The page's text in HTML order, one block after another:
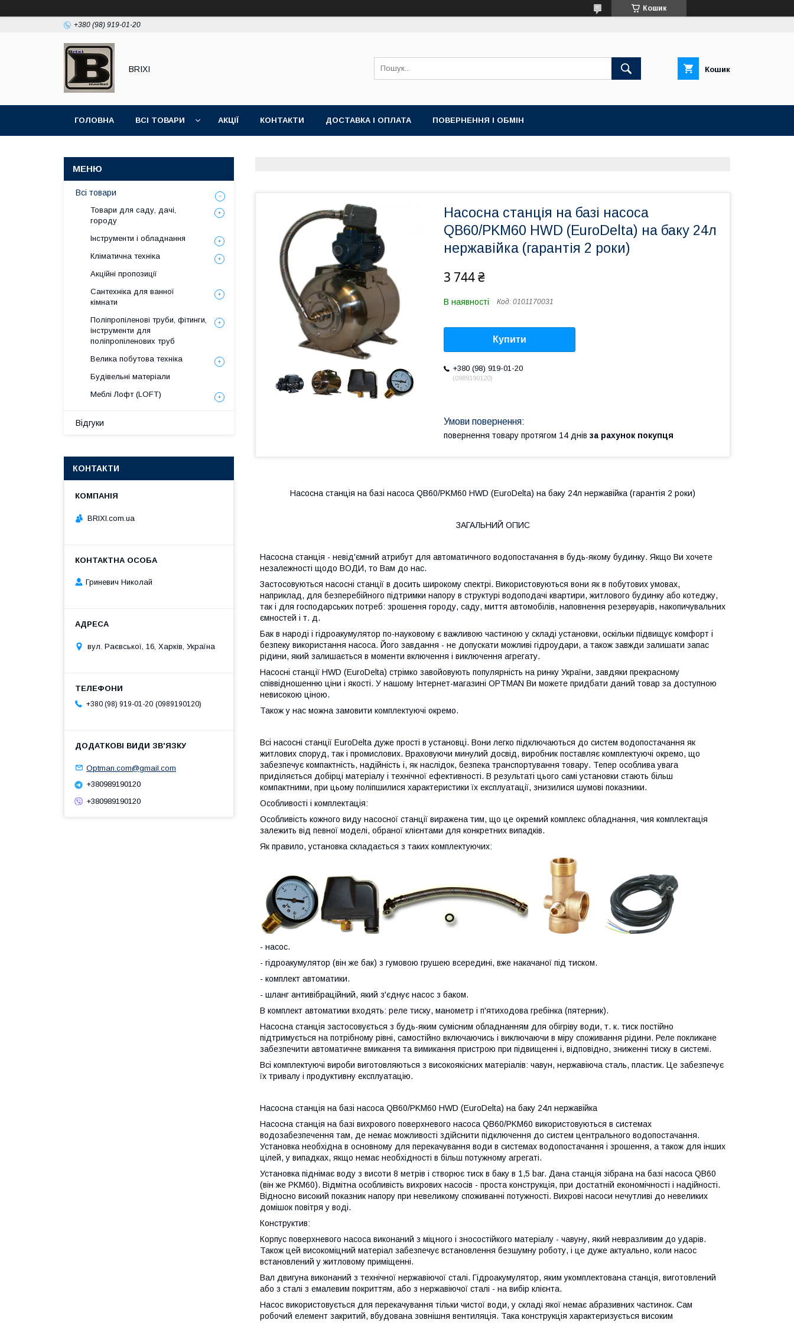
Кошик
+380 (98) 919-01-20
BRIXI Кошик
ГОЛОВНА ВСІ ТОВАРИ АКЦІЇ КОНТАКТИ ДОСТАВКА І ОПЛАТА ПОВЕРНЕННЯ І ОБМІН
Насосна станція на базі насоса
QB60/PKM60 HWD (EuroDelta) на баку 24л
нержавійка (гарантія 2 роки)
3 744 ₴
В наявності Код: 0101170031
Купити
+380 (98) 919-01-20
0989190120
повернення товару протягом 14 днів за рахунок покупця
Насосна станція на базі насоса QB60/PKM60 HWD (EuroDelta) на баку 24л нержавійка (гарантія 2 роки)
ЗАГАЛЬНИЙ ОПИС
Насосна станція - невід'ємний атрибут для автоматичного водопостачання в будь-якому будинку. Якщо Ви хочете
незалежності щодо ВОДИ, то Вам до нас.
Застосовуються насосні станції в досить широкому спектрі. Використовуються вони як в побутових умовах,
наприклад, для безперебійного підтримки напору в структурі водоподачі квартири, житлового будинку або котеджу,
так і для господарських потреб: зрошення городу, саду, миття автомобілів, наповнення резервуарів, накопичувальних
ємностей і т. д.
Бак в народі і гідроакумулятор по-науковому є важливою частиною у складі установки, оскільки підвищує комфорт і
безпеку використання насоса. Його завдання - не допускати можливі гідроудари, а також завжди залишати запас
рідини, який залишається в моменти включення і виключення агрегату.
Насосні станції HWD (EuroDelta) стрімко завойовують популярність на ринку України, завдяки прекрасному
співвідношенню ціни і якості. У нашому Інтернет-магазині OPTMAN Ви можете придбати даний товар за доступною
невисокою ціною.
Також у нас можна замовити комплектуючі окремо.
Всі насосні станції EuroDelta дуже прості в установці. Вони легко підключаються до систем водопостачання як
житлових споруд, так і промислових. Враховуючи минулий досвід, виробник поставляє комплектуючі окремо, що
забезпечує компактність, надійність і, як наслідок, безпека транспортування товару. Тепер особлива увага
приділяється добірці матеріалу і технічної ефективності. В результаті цього самі установки стають більш
компактними, при цьому поліпшилися характеристики їх експлуатації, знизилися шумові показники.
Особливості і комплектація:
Особливість кожного виду насосної станції виражена тим, що це окремий комплекс обладнання, чия комплектація
залежить від певної моделі, обраної клієнтами для конкретних випадків.
Як правило, установка складається з таких комплектуючих:
- насос.
- гідроакумулятор (він же бак) з гумовою грушею всередині, вже накачаної під тиском.
- комплект автоматики.
- шланг антивібраційний, який з'єднує насос з баком.
В комплект автоматики входять: реле тиску, манометр і п'ятиходова гребінка (пятерник).
Насосна станція застосовується з будь-яким сумісним обладнанням для обігріву води, т. к. тиск постійно
підтримується на потрібному рівні, самостійно включаючись і виключаючи в міру споживання рідини. Реле покликане
забезпечити автоматичне вмикання та вимикання пристрою при підвищенні і, відповідно, зниженні тиску в системі.
Всі комплектуючі вироби виготовляються з високоякісних матеріалів: чавун, нержавіюча сталь, пластик. Це забезпечує
їх тривалу і продуктивну експлуатацію.
Насосна станція на базі насоса QB60/PKM60 HWD (EuroDelta) на баку 24л нержавійка
Насосна станція на базі вихрового поверхневого насоса QB60/PKM60 використовуються в системах
водозабезпечення там, де немає можливості здійснити підключення до систем центрального водопостачання.
Установка необхідна в основному для перекачування води в системах водопостачання і зрошення, а також для інших
цілей, у випадках, якщо немає необхідності в більш потужному агрегаті.
Установка піднімає воду з висоти 8 метрів і створює тиск в баку в 1,5 bar. Дана станція зібрана на базі насоса QB60
(він же PKM60). Відмітна особливість вихрових насосів - проста конструкція, при достатній економічності і надійності.
Відносно високий показник напору при невеликому споживанні потужності. Вихрові насоси нечутливі до невеликих
домішок повітря у воді.
Конструктив:
Корпус поверхневого насоса виконаний з міцного і зносостійкого матеріалу - чавуну, який невразливим до ударів.
Також цей високоміцний матеріал забезпечує встановлення безшумну роботу, і це дуже актуально, коли насос
встановлений у житловому приміщенні.
Вал двигуна виконаний з технічної нержавіючої сталі. Гідроакумулятор, яким укомплектована станція, виготовлений
або з сталі з емалевим покриттям, або з нержавіючої сталі - на вибір клієнта.
Насос використовується для перекачування тільки чистої води, у складі якої немає абразивних частинок. Сам
робочий елемент закритий, вбудована зовнішня вентиляція. Така конструкція характеризується високим
Всі товари
Товари для саду, дачі,
городу
Інструменти і обладнання
Кліматична техніка
Акційні пропозиції
Сантехніка для ванної
кімнати
Поліпропіленові труби, фітинги,
інструменти для
поліпропіленових труб
Велика побутова техніка
Будівельні матеріали
Меблі Лофт (LOFT)
Відгуки
КОНТАКТИ
BRIXI.com.ua
Гриневич Николай
вул. Раєвської, 16, Харків, Україна
+380 (98) 919-01-20 0989190120
Optman.com@gmail.com
+380989190120
+380989190120